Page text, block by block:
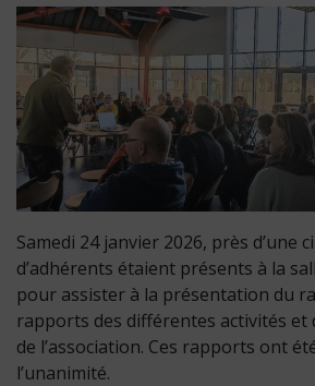
Samedi 24 janvier 2026, près d’une
d’adhérents étaient présents à la
pour assister à la présentation du
rapports des différentes activités et
de l’association. Ces rapports ont
l’unanimité.